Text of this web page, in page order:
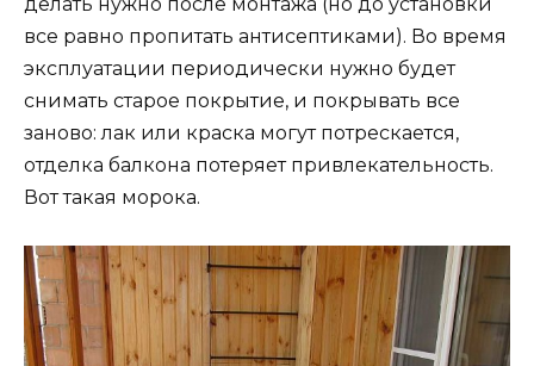
все равно пропитать антисептиками). Во время
эксплуатации периодически нужно будет
снимать старое покрытие, и покрывать все
заново: лак или краска могут потрескается,
отделка балкона потеряет привлекательность.
Вот такая морока.